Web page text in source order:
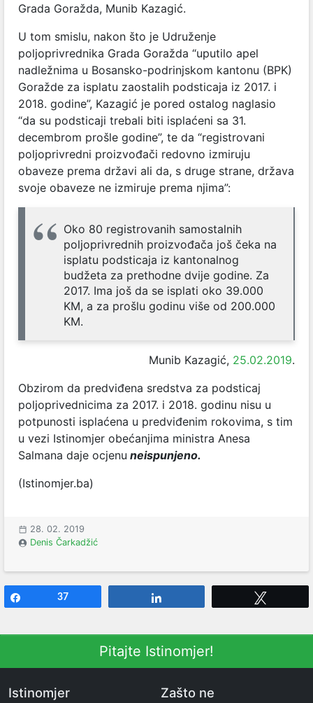
Grada Goražda, Munib Kazagić.
U tom smislu, nakon što je Udruženje
poljoprivrednika Grada Goražda “uputilo apel
nadležnima u Bosansko-podrinjskom kantonu (BPK)
Goražde za isplatu zaostalih podsticaja iz 2017. i
2018. godine”, Kazagić je pored ostalog naglasio
“da su podsticaji trebali biti isplaćeni sa 31.
decembrom prošle godine”, te da “registrovani
poljoprivredni proizvođači redovno izmiruju
obaveze prema državi ali da, s druge strane, država
svoje obaveze ne izmiruje prema njima”:
Oko 80 registrovanih samostalnih
poljoprivrednih proizvođača još čeka na
isplatu podsticaja iz kantonalnog
budžeta za prethodne dvije godine. Za
2017. Ima još da se isplati oko 39.000
KM, a za prošlu godinu više od 200.000
KM.
Munib Kazagić, 25.02.2019.
Obzirom da predviđena sredstva za podsticaj
poljoprivednicima za 2017. i 2018. godinu nisu u
potpunosti isplaćena u predviđenim rokovima, s tim
u vezi Istinomjer obećanjima ministra Anesa
Salmana daje ocjenu neispunjeno.
(Istinomjer.ba)
28. 02. 2019
Denis Čarkadžić
37
Pitajte Istinomjer!
Istinomjer Zašto ne